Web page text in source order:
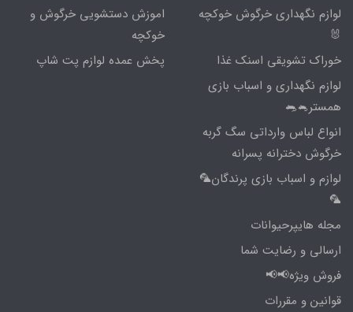
لوازم نگهداری خرگوش خوکچه
🐰
خوراک تشویقی اسنک غذا
لوازم نگهداری و اسباب بازی
همستر🐁🐀
انواع لباس وارداتی سگ گربه
خرگوش دخترانه پسرانه
لوازم و اسباب بازی پرندگان🦜
🦜
مجله هایپرحیوانات
ارسالی و رضایت شما
فروش ویژه📢📢
قوانین و مقررات
اموزش دستشویی خرگوش و
خوکچه
پخش عمده لوازم پت شاپ